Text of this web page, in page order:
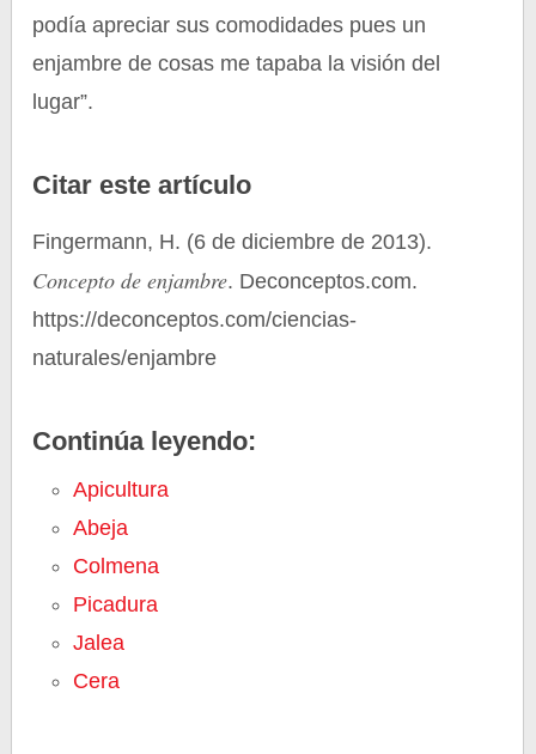
podía apreciar sus comodidades pues un
enjambre de cosas me tapaba la visión del
lugar”.
Citar este artículo
Fingermann, H. (6 de diciembre de 2013).
Concepto de enjambre. Deconceptos.com.
https://deconceptos.com/ciencias-
naturales/enjambre
Continúa leyendo:
Apicultura
Abeja
Colmena
Picadura
Jalea
Cera